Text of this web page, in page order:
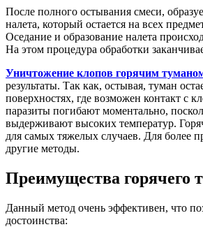
После полного остывания смеси,
налета, который остается на всех
Оседание и образование налета
На этом процедура обработки
Уничтожение клопов горячим
результаты. Так как, остывая, туман
поверхностях, где возможен контакт с
паразиты погибают моментально,
выдерживают высоких температур.
для самых тяжелых случаев. Для более
другие методы.
Преимущества горячего
Данный метод очень эффективен, что
достоинства: